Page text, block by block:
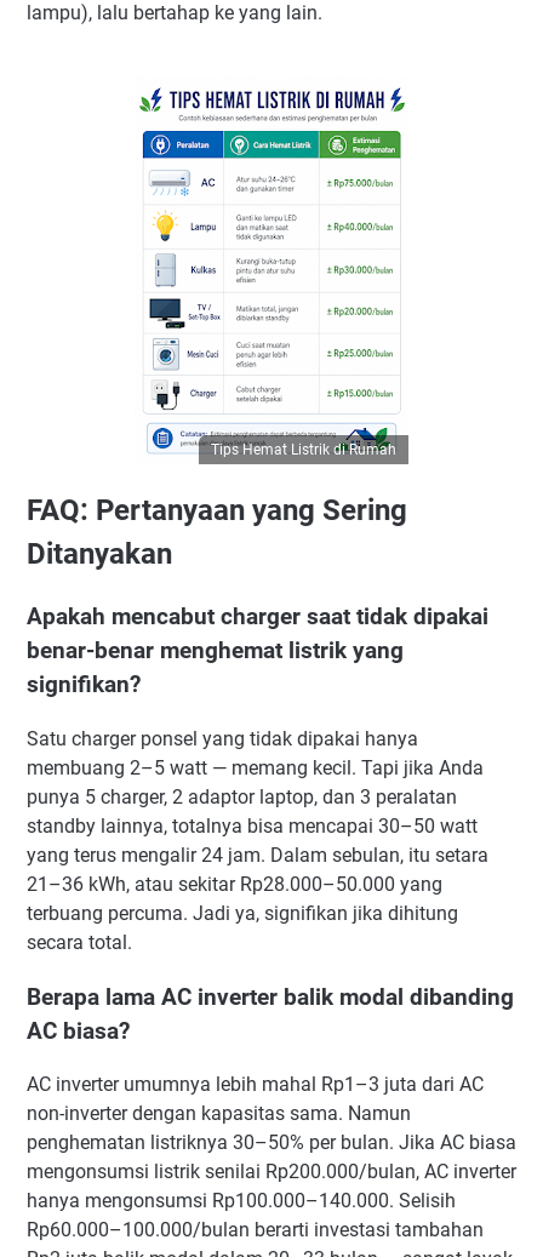
lampu), lalu bertahap ke yang lain.
Tips Hemat Listrik di Rumah
FAQ: Pertanyaan yang Sering
Ditanyakan
Apakah mencabut charger saat tidak dipakai
benar-benar menghemat listrik yang
signifikan?
Satu charger ponsel yang tidak dipakai hanya
membuang 2–5 watt — memang kecil. Tapi jika Anda
punya 5 charger, 2 adaptor laptop, dan 3 peralatan
standby lainnya, totalnya bisa mencapai 30–50 watt
yang terus mengalir 24 jam. Dalam sebulan, itu setara
21–36 kWh, atau sekitar Rp28.000–50.000 yang
terbuang percuma. Jadi ya, signifikan jika dihitung
secara total.
Berapa lama AC inverter balik modal dibanding
AC biasa?
AC inverter umumnya lebih mahal Rp1–3 juta dari AC
non-inverter dengan kapasitas sama. Namun
penghematan listriknya 30–50% per bulan. Jika AC biasa
mengonsumsi listrik senilai Rp200.000/bulan, AC inverter
hanya mengonsumsi Rp100.000–140.000. Selisih
Rp60.000–100.000/bulan berarti investasi tambahan